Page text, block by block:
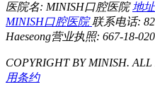
医院名: MINISH口腔医院 地
MINISH口腔医院联系电话:
Haeseong营业执照: 667-18-
COPYRIGHT BY MINISH.
用条约